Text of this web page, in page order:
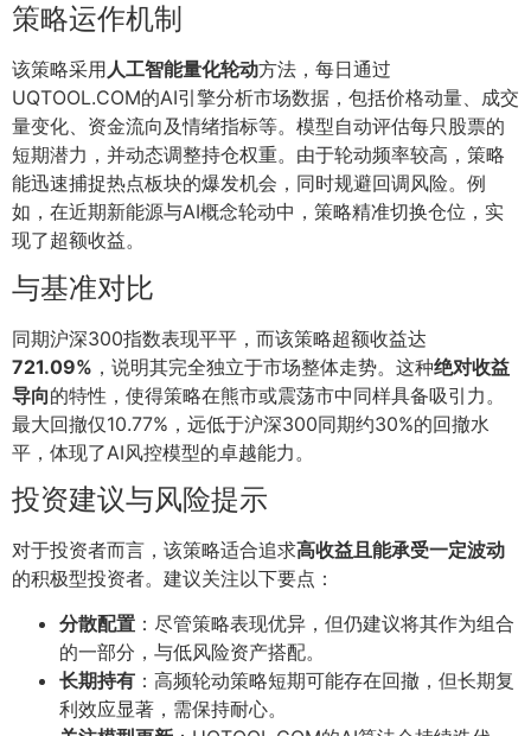
策略运作机制
该策略采用人工智能量化轮动方法，每日通过
UQTOOL.COM的AI引擎分析市场数据，包括价格动量、成交
量变化、资金流向及情绪指标等。模型自动评估每只股票的
短期潜力，并动态调整持仓权重。由于轮动频率较高，策略
能迅速捕捉热点板块的爆发机会，同时规避回调风险。例
如，在近期新能源与AI概念轮动中，策略精准切换仓位，实
现了超额收益。
与基准对比
同期沪深300指数表现平平，而该策略超额收益达
721.09% ，说明其完全独立于市场整体走势。这种绝对收益
导向的特性，使得策略在熊市或震荡市中同样具备吸引力。
最大回撤仅10.77%，远低于沪深300同期约30%的回撤水
平，体现了AI风控模型的卓越能力。
投资建议与风险提示
对于投资者而言，该策略适合追求高收益且能承受一定波动
的积极型投资者。建议关注以下要点：
分散配置 ：尽管策略表现优异，但仍建议将其作为组合
的一部分，与低风险资产搭配。
长期持有 ：高频轮动策略短期可能存在回撤，但长期复
利效应显著，需保持耐心。